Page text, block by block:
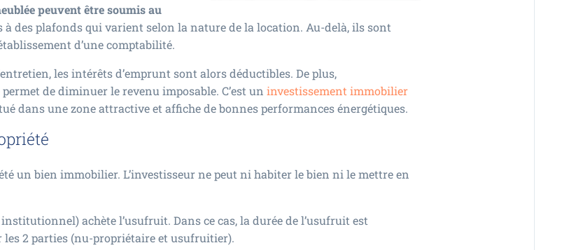
peuvent être soumis au
à des plafonds qui varient selon la nature de la location. Au-delà, ils sont
d’une comptabilité.
les intérêts d’emprunt sont alors déductibles. De plus,
de diminuer le revenu imposable. C’est un investissement immobilier
dans une zone attractive et affiche de bonnes performances énergétiques.
un bien immobilier. L’investisseur ne peut ni habiter le bien ni le mettre en
achète l’usufruit. Dans ce cas, la durée de l’usufruit est
les 2 parties (nu-propriétaire et usufruitier).